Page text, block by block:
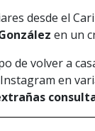
desde el
en un
de volver a
en